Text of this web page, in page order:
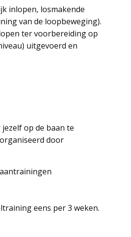
inlopen, losmakende
van de loopbeweging).
ter voorbereiding op
uitgevoerd en
op de baan te
door
eens per 3 weken.